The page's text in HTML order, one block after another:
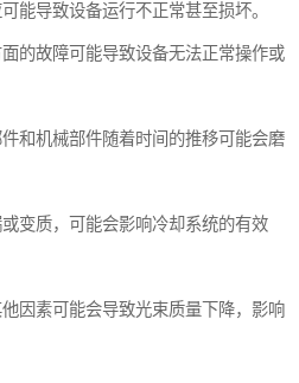
能导致设备运行不正常甚至损坏。
的故障可能导致设备无法正常操作或
和机械部件随着时间的推移可能会磨
变质，可能会影响冷却系统的有效
因素可能会导致光束质量下降，影响